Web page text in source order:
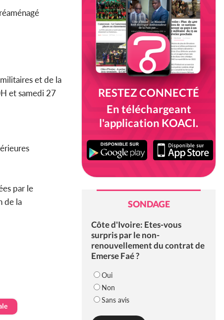
et de la
et samedi 27
par le
de la
RESTEZ CONNECTÉ
En téléchargeant
l'application KOACI.
SONDAGE
Côte d'Ivoire: Etes-vous
surpris par le non-
renouvellement du contrat de
Emerse Faé ?
Oui
Non
Sans avis